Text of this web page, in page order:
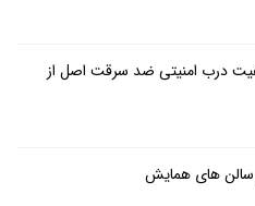
ضد سرقت اصل از